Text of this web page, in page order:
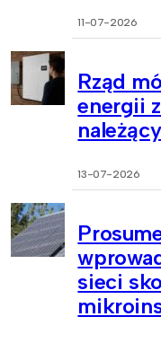
11-07-2026
Rząd
energii
13-07-2026
sieci